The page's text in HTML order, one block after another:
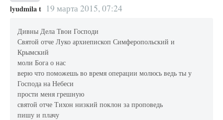
lyudmila t 19 марта 2015, 07:24
Дивны Дела Твои Господи
Святой отче Луко архиепископ Симферопольский и
Крымский
моли Бога о нас
верю что поможешь во время операции молюсь ведь ты у
Господа на Небеси
прости меня грешную
святой отче Тихон низкий поклон за проповедь
пишу и плачу